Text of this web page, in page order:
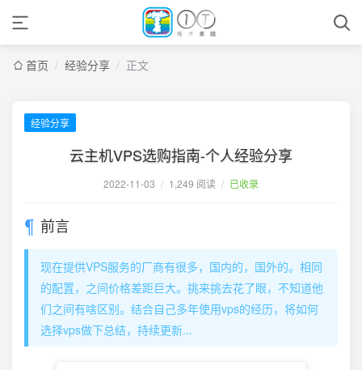
首页 / 经验分享 / 正文
经验分享
云主机VPS选购指南-个人经验分享
2022-11-03 / 1,249 阅读 / 已收录
前言
现在提供VPS服务的厂商有很多，国内的，国外的。相同
的配置，之间价格差距巨大。挑来挑去花了眼，不知道他
们之间有啥区别。结合自己多年使用vps的经历，将如何
选择vps做下总结，持续更新...